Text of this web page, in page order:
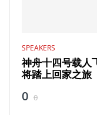
SPEAKERS
神舟十四号载人
将踏上回家之旅
0 0